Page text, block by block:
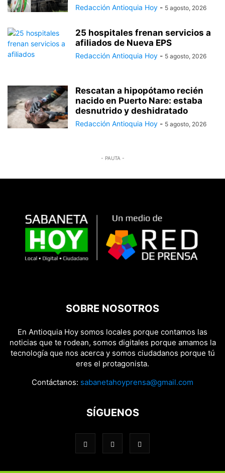
Redacción Antioquia Hoy - 5 agosto, 2026
25 hospitales frenan servicios a
afiliados de Nueva EPS
Redacción Antioquia Hoy - 5 agosto, 2026
Rescatan a hipopótamo recién
nacido en Puerto Nare: estaba
desnutrido y deshidratado
Redacción Antioquia Hoy - 5 agosto, 2026
- PAUTA -
SOBRE NOSOTROS
En Antioquia Hoy somos locales porque contamos las
noticias que te rodean, somos digitales porque amamos la
tecnología que nos acerca y somos ciudadanos porque tú
eres el protagonista.
Contáctanos: sabanetahoyprensa@gmail.com
SÍGUENOS